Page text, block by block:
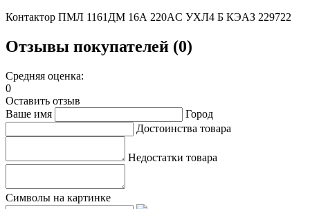
Контактор ПМЛ 1161ДМ 16А 220AC УХЛ4 Б КЭАЗ 229722
Отзывы покупателей (0)
Средняя оценка:
0
Оставить отзыв
Ваше имя
Город
Достоинства товара
Недостатки товара
Символы на картинке